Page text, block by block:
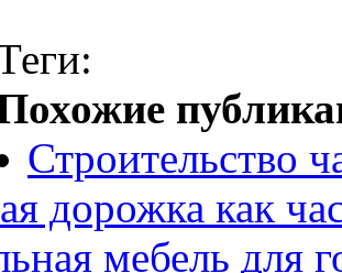
Строительство
дорожка как
мебель для